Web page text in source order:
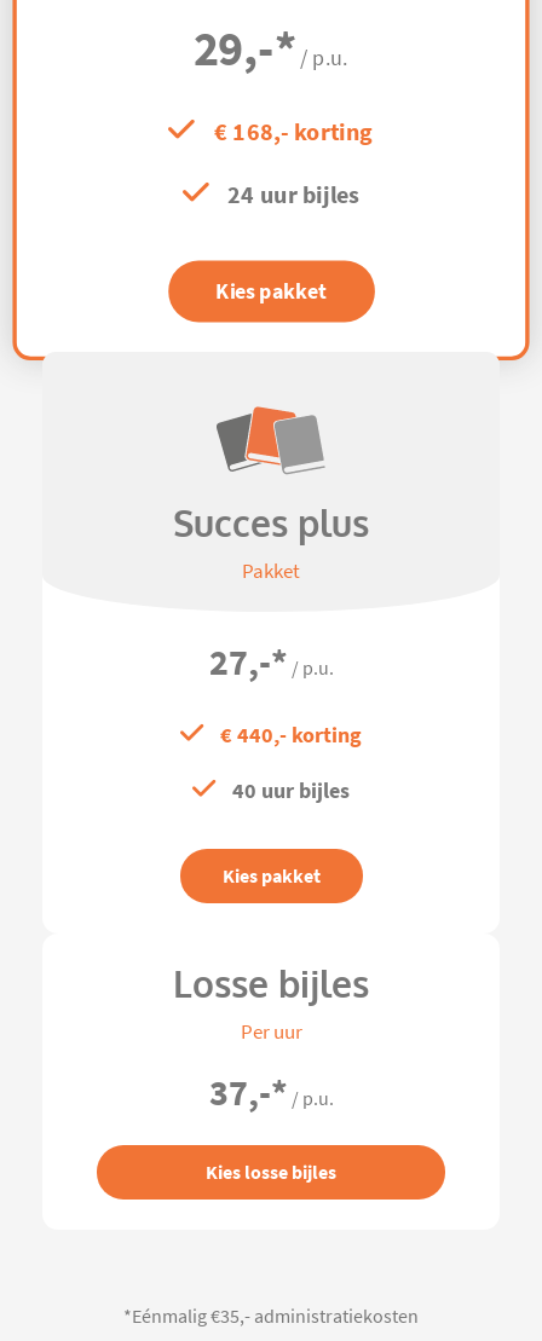
29,-* / p.u.
€ 168,- korting
24 uur bijles
Kies pakket
Succes plus
Pakket
27,-* / p.u.
€ 440,- korting
40 uur bijles
Kies pakket
Losse bijles
Per uur
37,-* / p.u.
Kies losse bijles
*Eénmalig €35,- administratiekosten